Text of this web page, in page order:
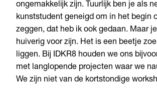
ongemakkelijk zijn. Tuurlijk ben je als
kunststudent geneigd om in het begin
zeggen, dat heb ik ook gedaan. Maar
huiverig voor zijn. Het is een beetje
liggen. Bij IDKR8 houden we ons
met langlopende projecten waar we
We zijn niet van de kortstondige